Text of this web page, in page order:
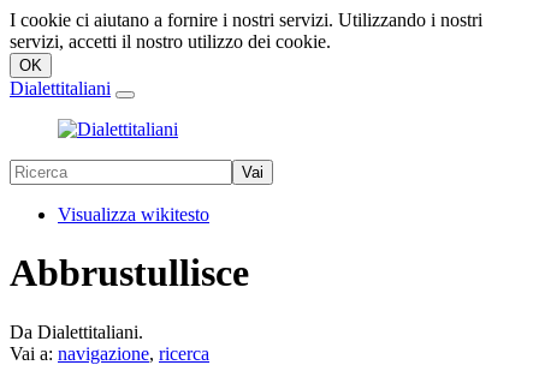
I cookie ci aiutano a fornire i nostri servizi. Utilizzando i nostri
servizi, accetti il nostro utilizzo dei cookie.
Dialettitaliani
Visualizza wikitesto
Abbrustullisce
Da Dialettitaliani.
Vai a: navigazione, ricerca